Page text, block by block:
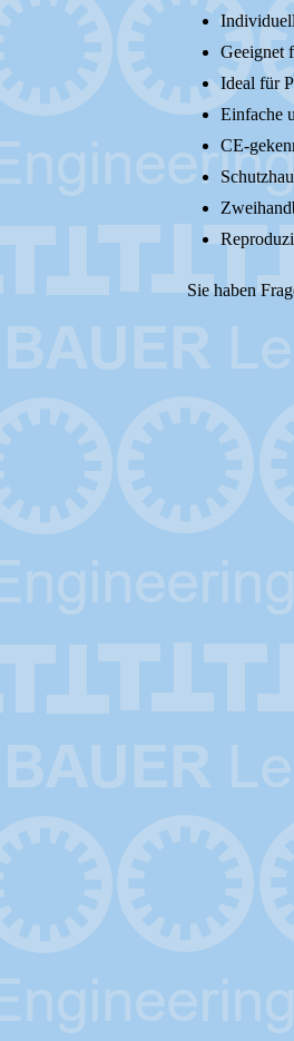
Geeignet
Ideal für
Einfache
CE-
Sie haben